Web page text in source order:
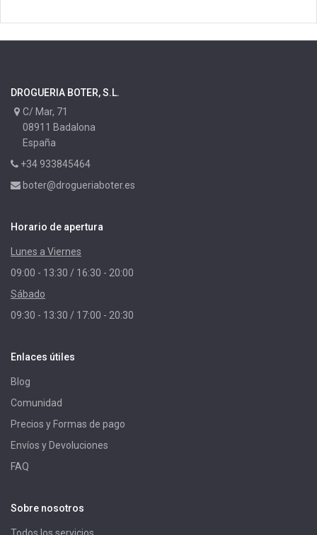
DROGUERIA BOTER, S.L.
C/ Mar, 71
08911 Badalona
España
+34 933845464
boter@drogueriaboter.es
Horario de apertura
Lunes a Viernes
09:00 - 13:30 / 16:30 - 20:00
Sábado
09:30 - 13:30 / 17:00 - 20:30
Enlaces útiles
Blog
Comunidad
Precios y Formas de pago
Envíos y Devoluciones
FAQ
Sobre nosotros